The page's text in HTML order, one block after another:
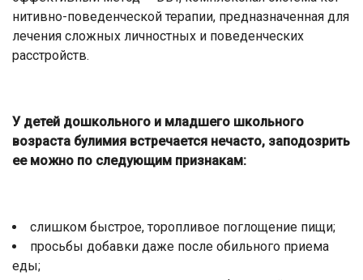
нитивно-поведенческой те­рапии, предназначенная для
лечения сложных личностных и поведенческих
расстройств.
У детей дошкольного и младшего школьного
возраста булимия встреча­ется нечасто, заподозрить
ее можно по следующим признакам:
слишком быстрое, торопливое поглоще­ние пищи;
просьбы добавки даже после обильного приема
еды;